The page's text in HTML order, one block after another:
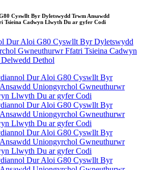
Cyswllt Byr Dyletswydd Trwm Ansawdd
Tsieina Cadwyn Llwyth Du ar gyfer Codi